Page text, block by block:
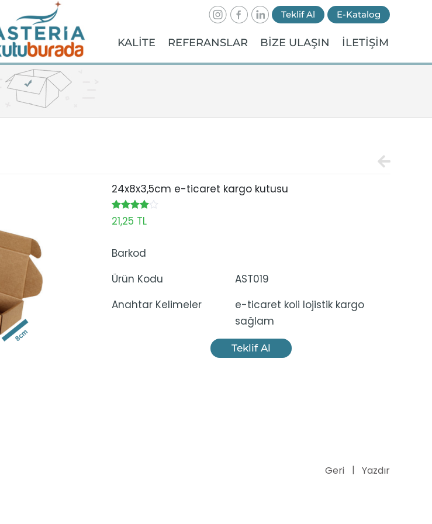
Teklif Al E-Katalog
KALİTE REFERANSLAR BİZE ULAŞIN İLETİŞİM
24x8x3,5cm e-ticaret kargo kutusu
21,25 TL
Barkod
Ürün Kodu
AST019
Anahtar Kelimeler
e-ticaret koli lojistik kargo
sağlam
Teklif Al
Geri Yazdır